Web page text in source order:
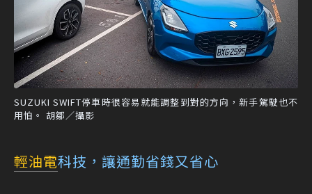
SUZUKI SWIFT停車時很容易就能調整到對的方向，新手駕駛也不
用怕。 胡鄒／攝影
輕油電科技，讓通勤省錢又省心